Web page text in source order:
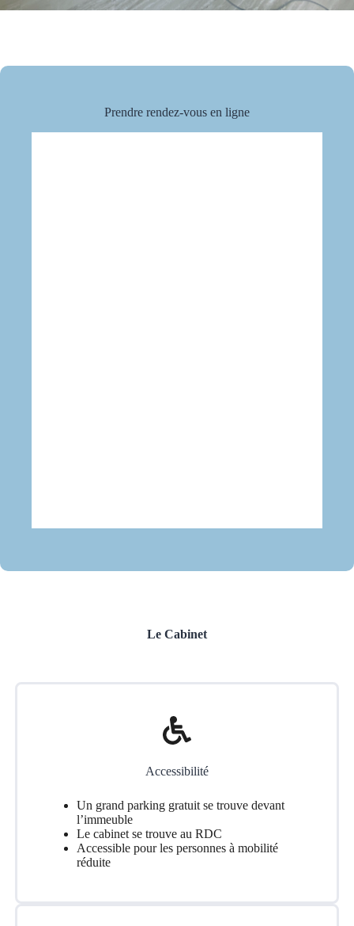
Prendre rendez-vous en ligne
Le Cabinet
Accessibilité
Un grand parking gratuit se trouve devant
l’immeuble
Le cabinet se trouve au RDC
Accessible pour les personnes à mobilité
réduite